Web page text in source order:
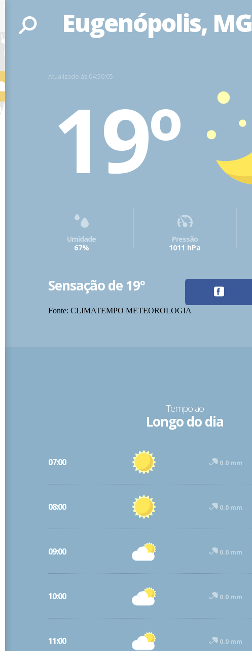
Eugenópolis, MG
Atualizado às 04:50:05
19º
Umidade
67%
Pressão
1011 hPa
Sensação de 19º
Fonte: CLIMATEMPO METEOROLOGIA
Tempo ao
Longo do dia
07:00 0.0 mm
08:00 0.0 mm
09:00 0.0 mm
10:00 0.0 mm
11:00 0.0 mm